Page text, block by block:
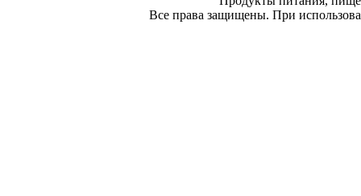
Все права защищены. При